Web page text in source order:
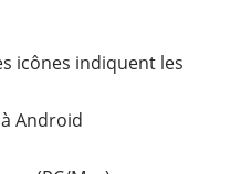
icônes indiquent les
Android